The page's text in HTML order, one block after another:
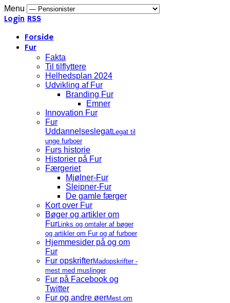
Menu
Login RSS
Forside
Fur
Fakta
Til tilflyttere
Helhedsplan 2024
Udvikling af Fur
Branding Fur
Emner
Innovation Fur
Fur
UddannelseslegatLegat til
unge furboer
Furs historie
Historier på Fur
Færgeriet
Mjølner-Fur
Sleipner-Fur
De gamle færger
Kort over Fur
Bøger og artikler om
FurLinks og omtaler af bøger
og artikler om Fur og af furboer
Hjemmesider på og om
Fur
Fur opskrifterMadopskrifter -
mest med muslinger
Fur på Facebook og
Twitter
Fur og andre øerMest om